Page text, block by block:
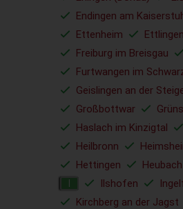
Endingen am
Ettenheim
Ettlingen
Freiburg im Breisgau
Furtwangen im
Geislingen an der
Großbottwar
Haslach im Kinzigtal
Heilbronn
Hettingen
Heubach
Ilshofen
Kirchberg an der Jagst